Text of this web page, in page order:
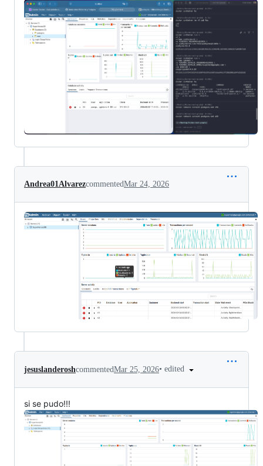
Andrea01AlvarezcommentedMar 24, 2026
jesuslanderoshcommentedMar 25, 2026• edited
si se pudo!!!